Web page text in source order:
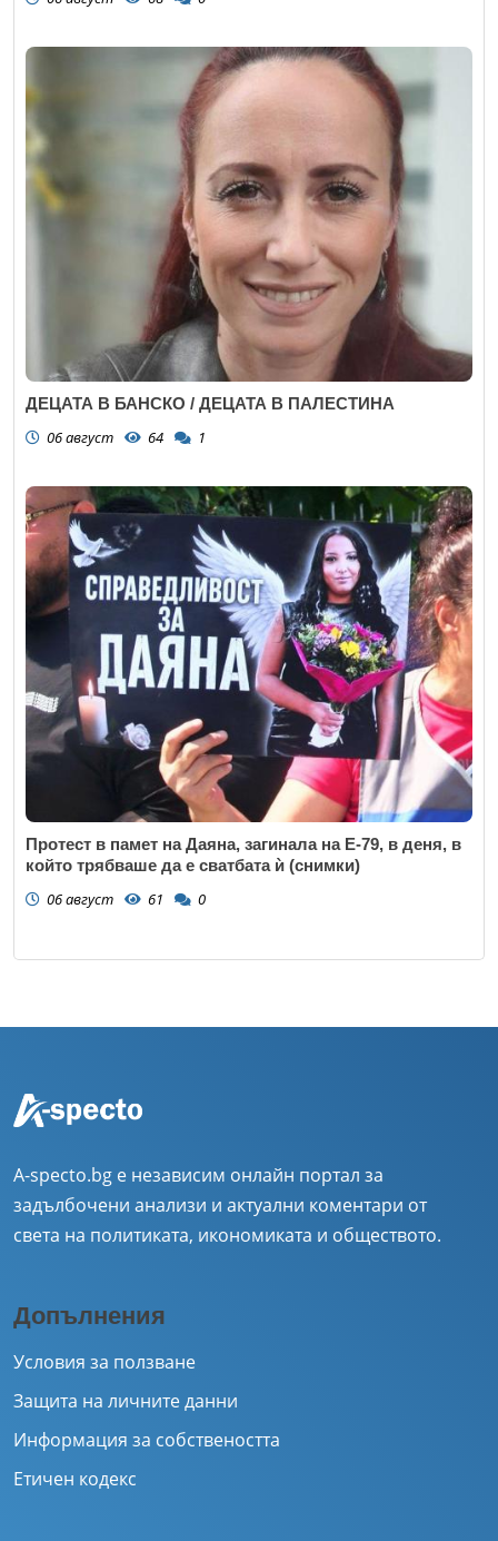
ДЕЦАТА В БАНСКО / ДЕЦАТА В ПАЛЕСТИНА
06 август 64 1
Протест в памет на Даяна, загинала на Е-79, в деня, в
който трябваше да е сватбата ѝ (снимки)
06 август 61 0
A-specto.bg е независим онлайн портал за
задълбочени анализи и актуални коментари от
света на политиката, икономиката и обществото.
Допълнения
Условия за ползване
Защита на личните данни
Информация за собствеността
Етичен кодекс